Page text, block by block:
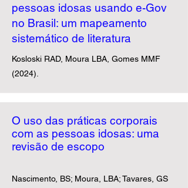
pessoas idosas usando e-Gov
no Brasil: um mapeamento
sistemático de literatura
Kosloski RAD, Moura LBA, Gomes MMF
(2024).
O uso das práticas corporais
com as pessoas idosas: uma
revisão de escopo
Nascimento, BS; Moura, LBA; Tavares, GS